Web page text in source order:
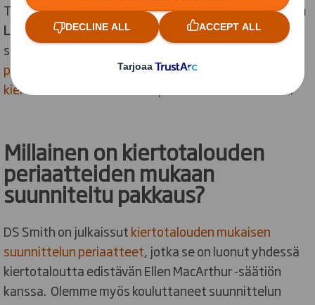
Tänä vuonna DS Smith esitteleeverkkotapahtumassa
Lepaalla 12.-13. elokuuta
paitsi alan toimijoille
suunnattua kestävän kehityksen mukaista
pakkaustarjontaa
myös vankkaa osaamistaan
kiertotalouden mukaisessa pakkaussuunnittelussa.
Millainen on kiertotalouden
periaatteiden mukaan
suunniteltu pakkaus?
DS Smith on julkaissutkiertotalouden mukaisen
suunnittelun periaatteet, jotka se on luonut yhdessä
kiertotaloutta edistävän Ellen MacArthur -säätiön
kanssa. Olemme myös kouluttaneet suunnittelun